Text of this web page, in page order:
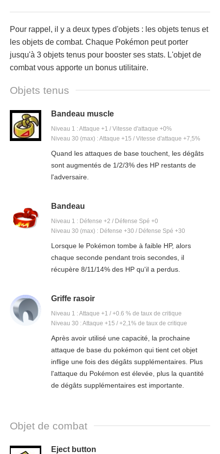
Pour rappel, il y a deux types d'objets : les objets tenus et
les objets de combat. Chaque Pokémon peut porter
jusqu'à 3 objets tenus pour booster ses stats. L'objet de
combat vous apporte un bonus utilitaire.
Objets tenus
Bandeau muscle
Niveau 1 : Attaque +1 / Vitesse d'attaque +0%
Niveau 30 (max) : Attaque +15 / Vitesse d'attaque +7,5%
Quand les attaques de base touchent, les dégâts
sont augmentés de 1/2/3% des HP restants de
l'adversaire.
Bandeau
Niveau 1 : Défense +2 / Défense Spé +0
Niveau 30 (max) : Défense +30 / Défense Spé +30
Lorsque le Pokémon tombe à faible HP, alors
chaque seconde pendant trois secondes, il
récupère 8/11/14% des HP qu'il a perdus.
Griffe rasoir
Niveau 1 : Attaque +1 / +0.6 % de taux de critique
Niveau 30 : Attaque +15 / +2,1% de taux de critique
Après avoir utilisé une capacité, la prochaine
attaque de base du pokémon qui tient cet objet
inflige une fois des dégâts supplémentaires. Plus
l'attaque du Pokémon est élevée, plus la quantité
de dégâts supplémentaires est importante.
Objet de combat
Eject button